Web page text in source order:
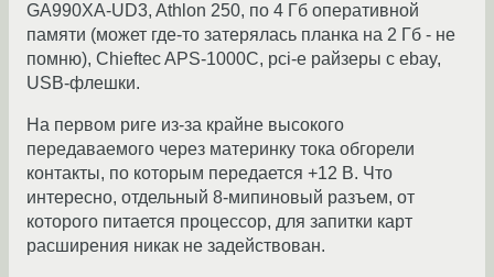
GA990XA-UD3, Athlon 250, по 4 Гб оперативной
памяти (может где-то затерялась планка на 2 Гб - не
помню), Chieftec APS-1000C, pci-e райзеры с ebay,
USB-флешки.
На первом риге из-за крайне высокого
передаваемого через материнку тока обгорели
контакты, по которым передается +12 В. Что
интересно, отдельный 8-мипиновый разъем, от
которого питается процессор, для запитки карт
расширения никак не задействован.